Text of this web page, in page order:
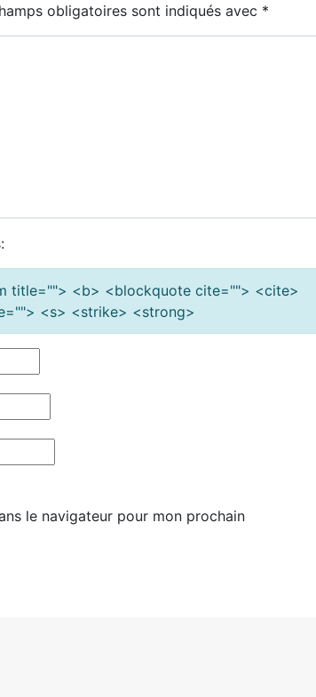
obligatoires sont indiqués avec *
title=""> <b> <blockquote cite=""> <cite>
<s> <strike> <strong>
le navigateur pour mon prochain